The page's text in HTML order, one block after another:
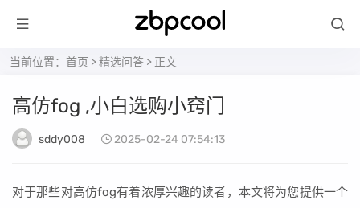
当前位置： 首页 >精选问答 > 正文
高仿fog ,小白选购小窍门
sddy008 2025-02-24 07:54:13
对于那些对高仿fog有着浓厚兴趣的读者，本文将为您提供一个